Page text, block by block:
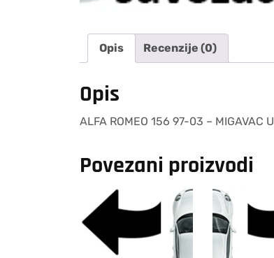
Opis Recenzije (0)
Opis
ALFA ROMEO 156 97-03 – MIGAVAC
Povezani proizvodi